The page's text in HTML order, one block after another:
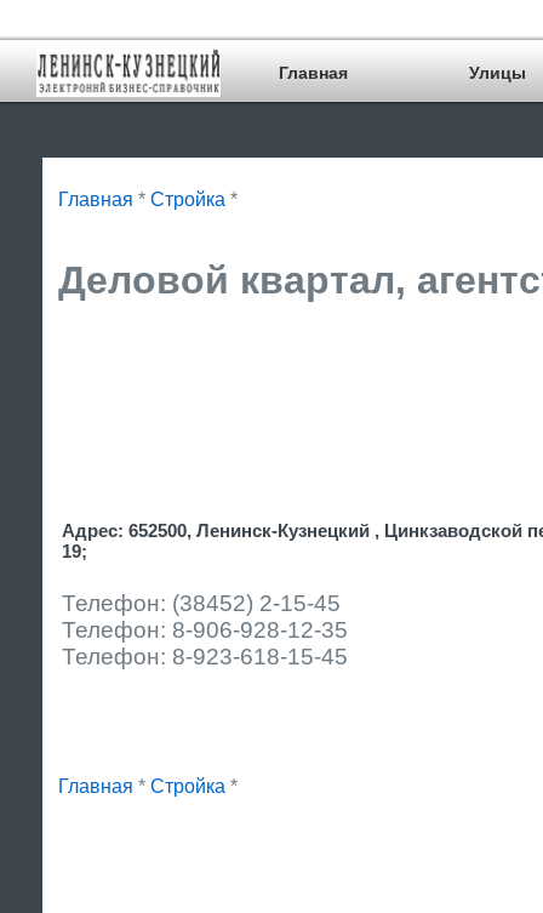
Главная Улицы
Главная * Стройка *
Деловой квартал,
Адрес: 652500, Ленинск-Кузнецкий , Цинкзаводской
19;
Телефон: (38452) 2-15-45
Телефон: 8-906-928-12-35
Телефон: 8-923-618-15-45
Главная * Стройка *